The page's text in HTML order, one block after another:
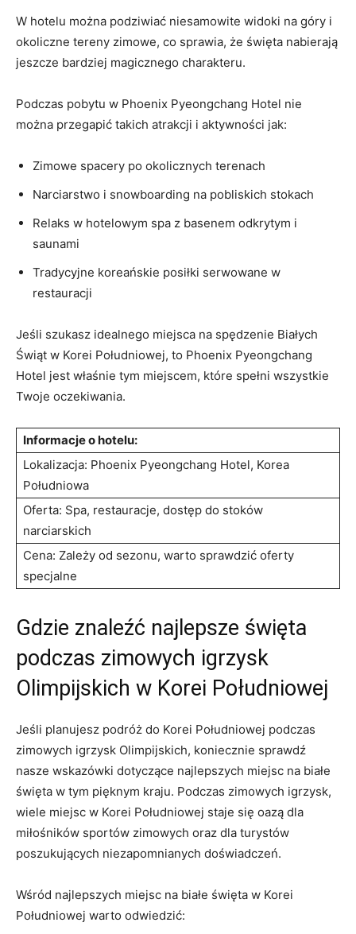
W hotelu można podziwiać niesamowite widoki na góry i
okoliczne tereny zimowe, ⁤co sprawia, ⁢że święta nabierają
jeszcze bardziej magicznego charakteru.
Podczas pobytu w Phoenix Pyeongchang Hotel nie
można przegapić takich atrakcji i aktywności jak:
Zimowe spacery po okolicznych terenach
Narciarstwo ‍i snowboarding na pobliskich stokach
Relaks w hotelowym spa z ⁤basenem odkrytym i
saunami
Tradycyjne ⁤koreańskie posiłki serwowane w
restauracji
Jeśli szukasz idealnego‌ miejsca na spędzenie Białych
Świąt w Korei Południowej, ⁣to Phoenix Pyeongchang
Hotel jest właśnie tym ⁢miejscem, które spełni wszystkie⁣
Twoje ⁤oczekiwania.
Informacje o hotelu:
Lokalizacja: Phoenix ⁢Pyeongchang Hotel, Korea
‍Południowa
Oferta:‌ Spa, restauracje,‌ dostęp do ⁢stoków
narciarskich
Cena: Zależy od sezonu, warto sprawdzić oferty⁤
specjalne
Gdzie znaleźć najlepsze święta
podczas ⁢zimowych igrzysk
Olimpijskich w Korei Południowej
Jeśli planujesz ​podróż do Korei⁢ Południowej ⁤podczas
‌zimowych igrzysk⁤ Olimpijskich,​ koniecznie⁢ sprawdź
nasze ⁣wskazówki‍ dotyczące najlepszych miejsc ⁤na białe
święta‌ w tym pięknym kraju. Podczas zimowych igrzysk,
‍wiele​ miejsc‍ w Korei Południowej staje się oazą dla
miłośników sportów zimowych oraz dla turystów‍
poszukujących niezapomnianych ⁤doświadczeń.
Wśród najlepszych miejsc na białe ⁣święta w Korei
Południowej warto⁤ odwiedzić: